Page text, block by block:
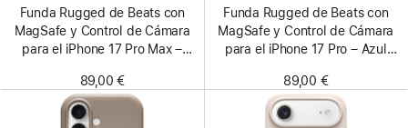
Funda Rugged de Beats con
MagSafe y Control de Cámara
para el iPhone 17 Pro Max –
89,00 €
Funda Rugged de Beats con
MagSafe y Control de Cámara
para el iPhone 17 Pro – Azul
89,00 €